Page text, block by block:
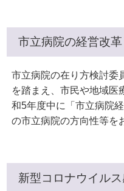
市立病院の経営改革
市立病院の在り方検討委
を踏まえ、市民や地域医
和5年度中に「市立病院
の市立病院の方向性等を
新型コロナウイル